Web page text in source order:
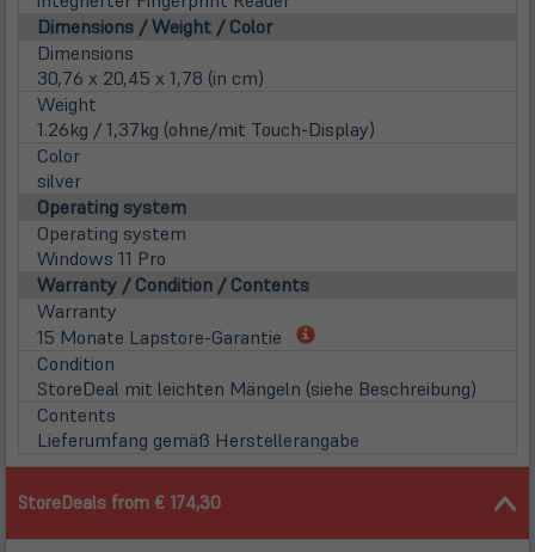
Dimensions / Weight / Color
Dimensions
30,76 x 20,45 x 1,78 (in cm)
Weight
1.26kg / 1,37kg (ohne/mit Touch-Display)
Color
silver
Operating system
Operating system
Windows 11 Pro
Warranty / Condition / Contents
Warranty
15 Monate Lapstore-Garantie
(öffnet
neuem
Condition
StoreDeal mit leichten Mängeln (siehe Beschreibung)
Contents
Lieferumfang gemäß Herstellerangabe
StoreDeals from € 174,30